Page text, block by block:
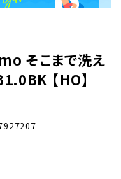
そこまで洗え
【HO】